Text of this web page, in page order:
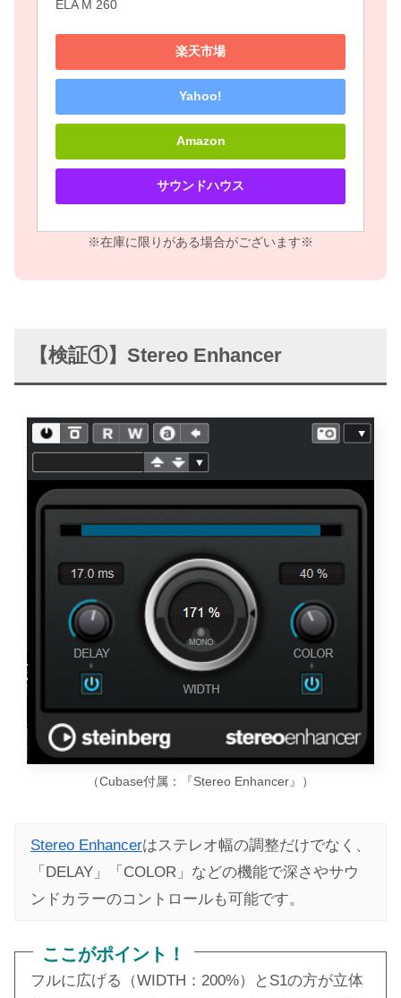
ELA M 260
楽天市場
Yahoo!
Amazon
サウンドハウス
※在庫に限りがある場合がございます※
【検証①】Stereo Enhancer
（Cubase付属：『Stereo Enhancer』）
Stereo Enhancerはステレオ幅の調整だけでなく、
「DELAY」「COLOR」などの機能で深さやサウ
ンドカラーのコントロールも可能です。
ここがポイント！
フルに広げる（WIDTH：200%）とS1の方が立体